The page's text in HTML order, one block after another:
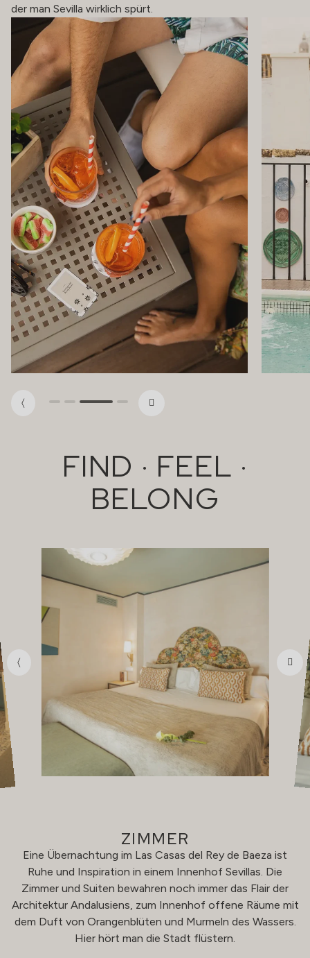
der man Sevilla wirklich spürt.
FIND · FEEL ·
BELONG
ZIMMER
Eine Übernachtung im Las Casas del Rey de Baeza ist
Ruhe und Inspiration in einem Innenhof Sevillas. Die
Zimmer und Suiten bewahren noch immer das Flair der
Architektur Andalusiens, zum Innenhof offene Räume mit
dem Duft von Orangenblüten und Murmeln des Wassers.
Hier hört man die Stadt flüstern.